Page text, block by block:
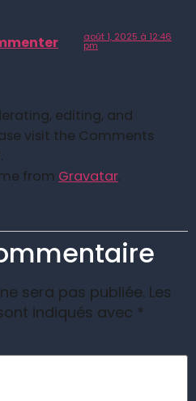
août 1, 2025 à 12:46
pm
editing, and
visit the Comments
from Gravatar.
sera pas publiée. Les
indiqués avec *